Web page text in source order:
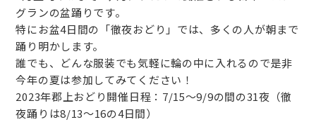
グランの盆踊りです。
特にお盆4日間の「徹夜おどり」では、多くの人が朝まで
踊り明かします。
誰でも、どんな服装でも気軽に輪の中に入れるので是非
今年の夏は参加してみてください！
2023年郡上おどり開催日程：7/15〜9/9の間の31夜（徹
夜踊りは8/13〜16の4日間）